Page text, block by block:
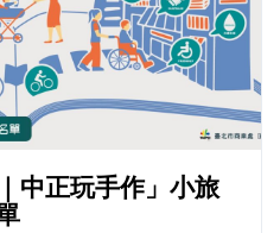
中正玩手作」小旅